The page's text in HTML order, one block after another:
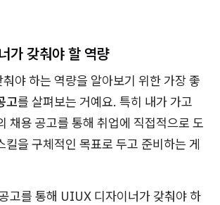
가 갖춰야 할 역량
야 하는 역량을 알아보기 위한 가장 좋
고를 살펴보는 거예요. 특히 내가 가고
채용 공고를 통해 취업에 직접적으로 도
킬을 구체적인 목표로 두고 준비하는 게
고를 통해 UIUX 디자이너가 갖춰야 하